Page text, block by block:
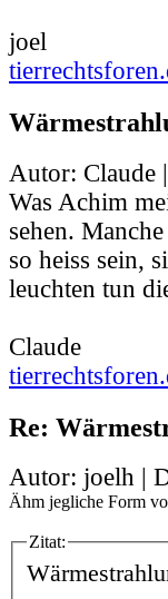
joel
Autor: Claude
Was Achim
sehen.
so heiss sein,
leuchten tun
Claude
Re:
Autor: joelh |
Ähm jegliche Form
Zitat: